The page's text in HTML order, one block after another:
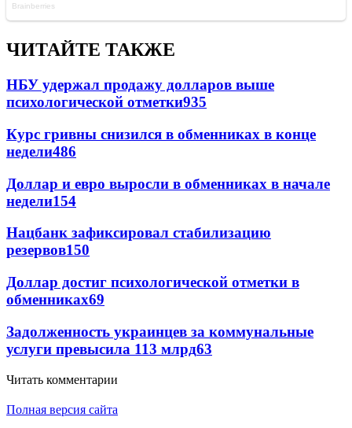
ЧИТАЙТЕ ТАКЖЕ
НБУ удержал продажу долларов выше
психологической отметки935
Курс гривны снизился в обменниках в конце
недели486
Доллар и евро выросли в обменниках в начале
недели154
Нацбанк зафиксировал стабилизацию
резервов150
Доллар достиг психологической отметки в
обменниках69
Задолженность украинцев за коммунальные
услуги превысила 113 млрд63
Читать комментарии
Полная версия сайта